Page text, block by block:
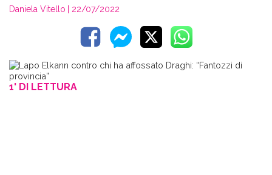
Daniela Vitello | 22/07/2022
1' DI LETTURA